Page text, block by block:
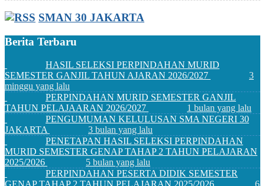
SMAN 30 JAKARTA
Berita Terbaru
HASIL SELEKSI PERPINDAHAN MURID
SEMESTER GANJIL TAHUN AJARAN 2026/2027
3
minggu yang lalu
PERPINDAHAN MURID SEMESTER GANJIL
TAHUN PELAJAARAN 2026/2027
1 bulan yang lalu
PENGUMUMAN KELULUSAN SMA NEGERI 30
JAKARTA
3 bulan yang lalu
PENETAPAN HASIL SELEKSI PERPINDAHAN
MURID SEMESTER GENAP TAHAP 2 TAHUN PELAJARAN
2025/2026
5 bulan yang lalu
PERPINDAHAN PESERTA DIDIK SEMESTER
GENAP TAHAP 2 TAHUN PELAJARAN 2025/2026
6